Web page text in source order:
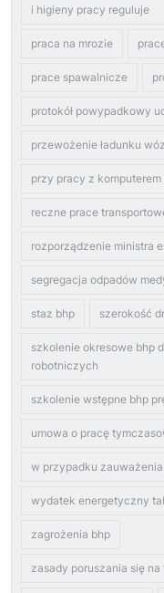
i higieny pracy reguluje
praca na mrozie
prace spawalnicze
protokół powypadkowy
przewożenie ładunku
przy pracy z
reczne prace
rozporządzenie ministra
segregacja odpadów
staz bhp szerokość
szkolenie okresowe bhp
robotniczych
szkolenie wstępne bhp
umowa o pracę
w przypadku
wydatek energetyczny
zagrożenia bhp
zasady poruszania się na